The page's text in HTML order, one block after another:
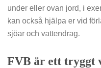
under eller ovan jord, i
kan också hjälpa er vid
sjöar och vattendrag.
FVB är ett tryggt